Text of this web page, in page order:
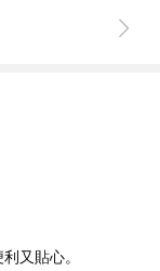
又貼心。